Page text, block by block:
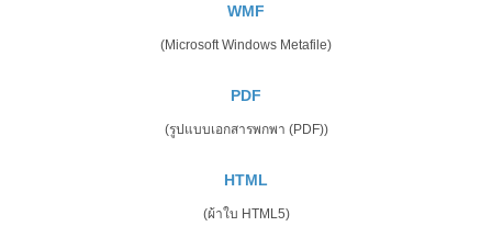
WMF
(Microsoft Windows Metafile)
PDF
(รูปแบบเอกสารพกพา (PDF))
HTML
(ผ้าใบ HTML5)